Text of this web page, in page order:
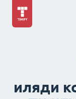
иляди